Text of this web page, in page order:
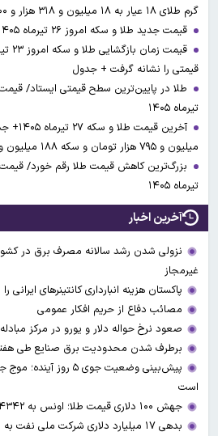
گرم طلای ۱۸ عیار به ۱۸ میلیون و ۳۱۸ هزار و ۱۰۰ تومان رسید
قیمت جدید طلا و سکه امروز ۲۶ تیرماه ۱۴۰۵/ جدول
قیمتی را نشانه گرفت + جدول
تیرماه ۱۴۰۵
میلیون و ۷۹۵ هزار تومان و سکه ۱۸۸ میلیون و ۵۰۰ هزار تومان شد
تیرماه ۱۴۰۵
آخرین اخبار
نزولی شدن رشد سالانه مصرف برق در
غیرمجاز
پاکستان هزینه انبارداری کانتینرهای ایرانی را ۸۰ درصد کاهش داد
مصائب دفاع از حریم افکار عمومی
صعود نرخ حواله دلار و یورو در مرکز
برطرف شدن محدودیت‌ برق صنایع طی
پیش‌بینی وضعیت جوی ۵
است
جهش ۱۰۰ دلاری قیمت طلا؛ اونس به ۴۳۴۲ دلار رسید
بدهی ۱۷ میلیارد دلاری شرکت ملی نفت به صندوق توسعه ملی